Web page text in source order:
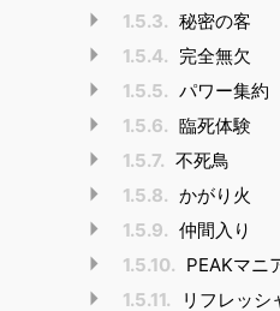
1.5.3. 秘密の客
1.5.4. 完全無欠
1.5.5. パワー集約
1.5.6. 臨死体験
1.5.7. 不死鳥
1.5.8. かがり火
1.5.9. 仲間入り
1.5.10. PEAKマニ
1.5.11.
リフレッシ